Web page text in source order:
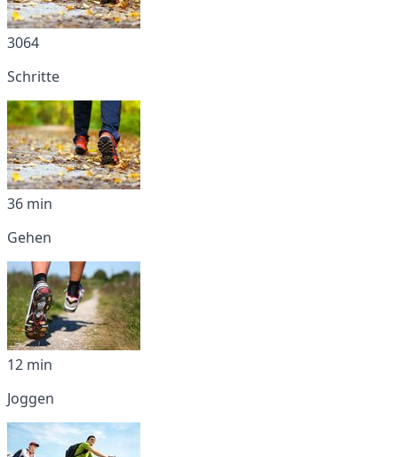
3064
Schritte
36 min
Gehen
12 min
Joggen